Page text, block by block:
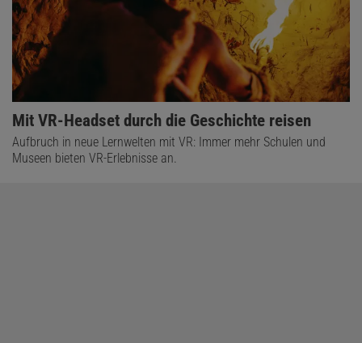
Mit VR-Headset durch die Geschichte reisen
Aufbruch in neue Lernwelten mit VR: Immer mehr Schulen und
Museen bieten VR-Erlebnisse an.